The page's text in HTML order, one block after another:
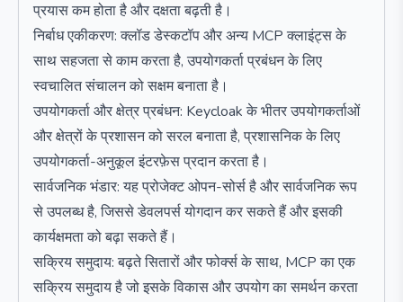
प्रयास कम होता है और दक्षता बढ़ती है।
निर्बाध एकीकरण: क्लॉड डेस्कटॉप और अन्य MCP क्लाइंट्स के
साथ सहजता से काम करता है, उपयोगकर्ता प्रबंधन के लिए
स्वचालित संचालन को सक्षम बनाता है।
उपयोगकर्ता और क्षेत्र प्रबंधन: Keycloak के भीतर उपयोगकर्ताओं
और क्षेत्रों के प्रशासन को सरल बनाता है, प्रशासनिक के लिए
उपयोगकर्ता-अनुकूल इंटरफ़ेस प्रदान करता है।
सार्वजनिक भंडार: यह प्रोजेक्ट ओपन-सोर्स है और सार्वजनिक रूप
से उपलब्ध है, जिससे डेवलपर्स योगदान कर सकते हैं और इसकी
कार्यक्षमता को बढ़ा सकते हैं।
सक्रिय समुदाय: बढ़ते सितारों और फोर्क्स के साथ, MCP का एक
सक्रिय समुदाय है जो इसके विकास और उपयोग का समर्थन करता